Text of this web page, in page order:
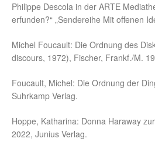
Philippe Descola in der ARTE
erfunden?“ „Sendereihe Mit offenen
Michel Foucault: Die Ordnung des
discours, 1972), Fischer, Frankf./M.
Foucault, Michel: Die Ordnung der
Suhrkamp Verlag.
Hoppe, Katharina: Donna Haraway
2022, Junius Verlag.